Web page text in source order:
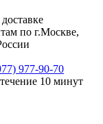
по г.Москве,
977-90-70
10 минут